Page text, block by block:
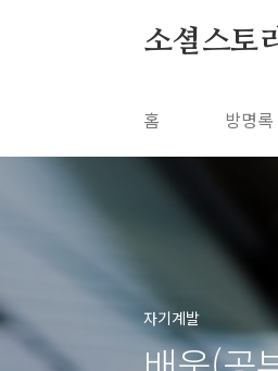
소셜스토
홈 방명록
자기계발